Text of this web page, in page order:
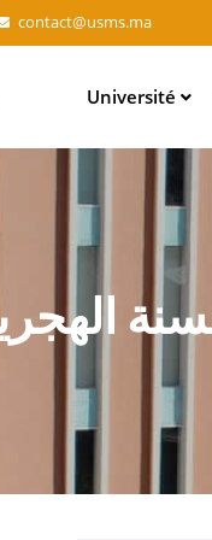
contact@usms.ma
navigation
Université